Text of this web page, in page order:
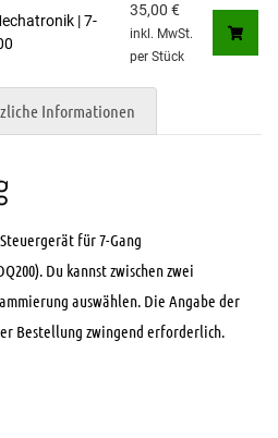
| 7-
35,00 €
inkl. MwSt.
per Stück
Informationen
für 7-Gang
Du kannst zwischen zwei
auswählen. Die Angabe der
Bestellung zwingend erforderlich.